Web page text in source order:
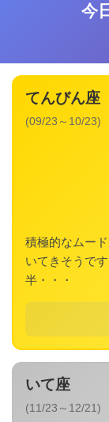
今
てんびん座
(09/23～10/23)
積極的なムー
いてきそうで
半・・・
いて座
(11/23～12/21)